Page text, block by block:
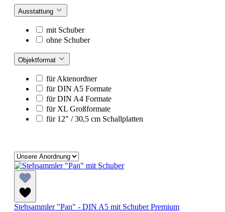
Ausstattung
mit Schuber
ohne Schuber
Objektformat
für Aktenordner
für DIN A5 Formate
für DIN A4 Formate
für XL Großformate
für 12" / 30,5 cm Schallplatten
Stehsammler "Pan" - DIN A5 mit Schuber Premium